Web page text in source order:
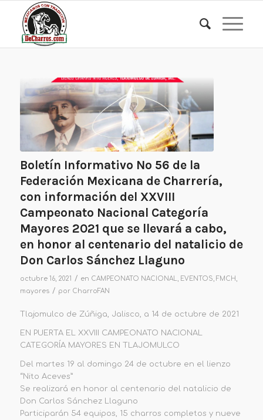
Boletín Informativo Nº 56 de la
Federación Mexicana de Charrería,
con información del XXVIII
Campeonato Nacional Categoría
Mayores 2021 que se llevará a cabo,
en honor al centenario del natalicio de
Don Carlos Sánchez Llaguno
octubre 16, 2021 / en CAMPEONATO NACIONAL EVENTOS FMCH
mayores / por CharroFAN
Tlajomulco de Zúñiga, Jalisco, a 14 de octubre de 2021
EN PUERTA EL XXVIII CAMPEONATO NACIONAL
CATEGORÍA MAYORES EN TLAJOMULCO
Del martes 19 al domingo 24 de octubre en el lienzo
“Nito Aceves”
Se realizará en honor al centenario del natalicio de
Don Carlos Sánchez Llaguno
Participarán 54 equipos, 15 charros completos y nueve